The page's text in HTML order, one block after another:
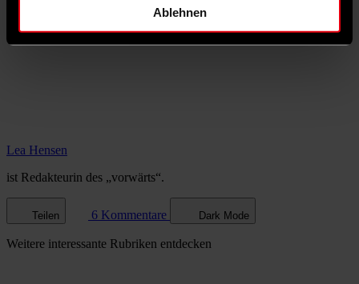
Ablehnen
Lea Hensen
ist Redakteurin des „vorwärts“.
Teilen 6 Kommentare Dark Mode
Weitere interessante Rubriken entdecken